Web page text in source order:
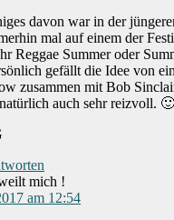
davon war in der
mal auf einem der
Reggae Summer oder
gefällt die Idee von
zusammen mit Bob
auch sehr reizvoll. 🙂
mich !
am 12:54